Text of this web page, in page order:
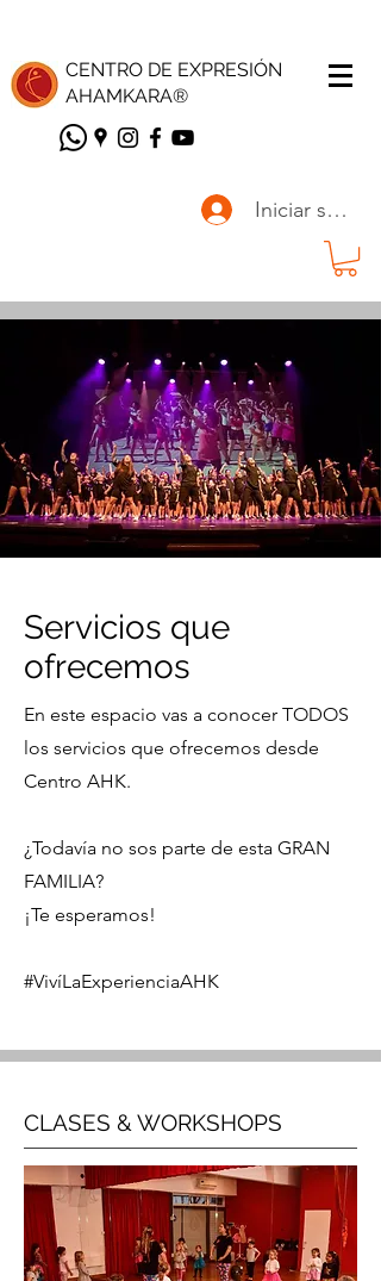
Iniciar sesión
CENTRO DE EXPRESIÓN
AHAMKARA®
Servicios que
ofrecemos
En este espacio vas a conocer TODOS
los servicios que ofrecemos desde
Centro AHK.
¿Todavía no sos parte de esta GRAN
FAMILIA?
¡Te esperamos!
#VivíLaExperienciaAHK
CLASES & WORKSHOPS